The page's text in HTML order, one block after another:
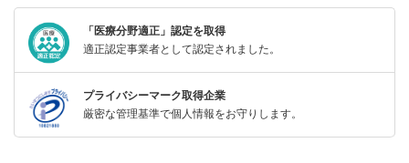
「医療分野適正」認定を取得
適正認定事業者として認定されました。
プライバシーマーク取得企業
厳密な管理基準で個人情報をお守りします。